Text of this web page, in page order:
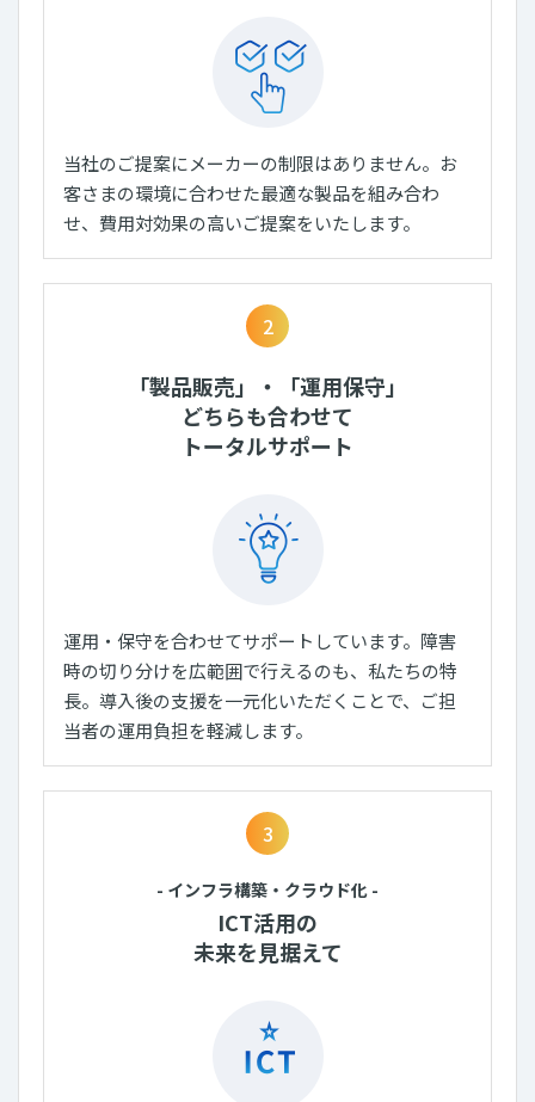
当社のご提案にメーカーの制限はありません。お
客さまの環境に合わせた最適な製品を組み合わ
せ、費用対効果の高いご提案をいたします。
2
「製品販売」・「運用保守」
どちらも合わせて
トータルサポート
運用・保守を合わせてサポートしています。障害
時の切り分けを広範囲で行えるのも、私たちの特
長。導入後の支援を一元化いただくことで、ご担
当者の運用負担を軽減します。
3
- インフラ構築・クラウド化 -
ICT活用の
未来を見据えて